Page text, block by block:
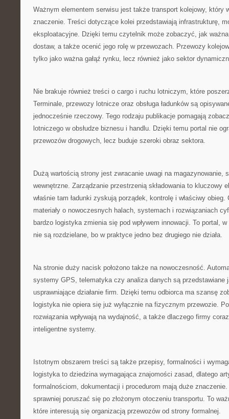
Ważnym elementem serwisu jest także transport kolejowy, który
znaczenie. Treści dotyczące kolei przedstawiają infrastrukturę,
eksploatacyjne. Dzięki temu czytelnik może zobaczyć, jak
dostaw, a także ocenić jego rolę w przewozach. Przewozy
tylko jako ważna gałąź rynku, lecz również jako sektor
Nie brakuje również treści o cargo i ruchu lotniczym, które
Terminale, przewozy lotnicze oraz obsługa ładunków są
jednocześnie rzeczowy. Tego rodzaju publikacje pomagają
lotniczego w obsłudze biznesu i handlu. Dzięki temu portal nie
przewozów drogowych, lecz buduje szeroki obraz sektora.
Dużą wartością strony jest zwracanie uwagi na magazynowanie,
wewnętrzne. Zarządzanie przestrzenią składowania to kluczowy
właśnie tam ładunki zyskują porządek, kontrolę i właściwy
materiały o nowoczesnych halach, systemach i rozwiązaniach
bardzo logistyka zmienia się pod wpływem innowacji. To portal,
nie są rozdzielane, bo w praktyce jedno bez drugiego nie działa.
Na stronie duży nacisk położono także na nowoczesność.
systemy GPS, telematyka czy analiza danych są przedstawiane
usprawniające działanie firm. Dzięki temu odbiorca ma szansę
logistyka nie opiera się już wyłącznie na fizycznym przewozie.
rozwiązania wpływają na wydajność, a także dlaczego firmy
inteligentne systemy.
Istotnym obszarem treści są także przepisy, formalności i
logistyka to dziedzina wymagająca znajomości zasad, dlatego
formalnościom, dokumentacji i procedurom mają duże
sprawniej poruszać się po złożonym otoczeniu transportu. To
które interesują się organizacją przewozów od strony formalnej.